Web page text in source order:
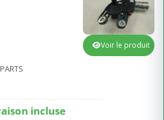
incluse
Voir le produit